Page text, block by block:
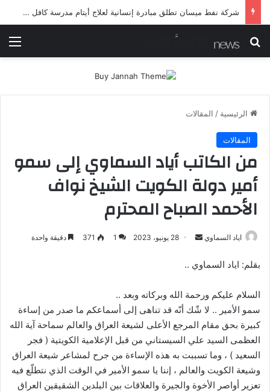
شركة نفط ميسان تطلق مبادرة إنسانية لعلاج أيتام مدرسة كافل اليتيم
بحث عن
الرئيسية / المقالات
المقالات
من الكاتب أياد السماوي إلى سمو
أمير دولة الكويت الشيخ نواف
الأحمد الصباح المحترم
اياد السماوي
أرسل
إلكترونيا
28 يونيو، 2023 1
371 دقيقة واحدة
بقلم: اياد السماوي ..
السلام عليكم ورحمة الله وبركاته وبعد ..
سمو الأمير .. لا شّك أنّه قد تناهى إلى أسماعكم ما صدر من إساءة
كبيرة بحق مقام المرجع الأعلى لشيعة العراق والعالم سماحة آية الله
العظمى السيد علي السيستاني من قبل الإعلامية الكويتية ( فجر
السعيد ) ، وما تسببت به هذه الإساءة من جرح لمشاعر شيعة العراق
وشيعة الكويت والعالم ، إننا يا سمو الأمير في الوقت الذي نتطلّع فيه
تعزير أواصر الأخوة والجيرة والعلاقات بين البلدين الشقيقين العراق